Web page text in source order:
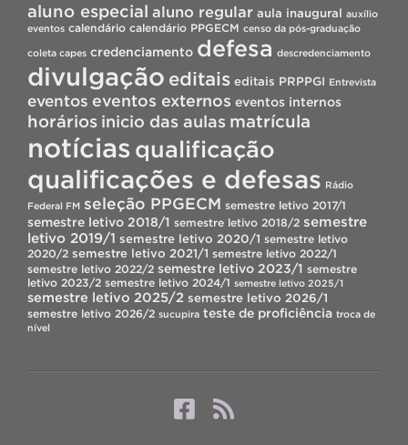
aluno especial aluno regular aula inaugural auxílio
eventos calendário calendário PPGECM censo da pós-graduação
coleta capes credenciamento defesa descredenciamento
divulgação editais editais PRPPGI Entrevista
eventos eventos externos eventos internos
horários inicio das aulas matrícula
notícias qualificação
qualificações e defesas Rádio
Federal FM seleção PPGECM semestre letivo 2017/1
semestre letivo 2018/1 semestre letivo 2018/2 semestre
letivo 2019/1 semestre letivo 2020/1 semestre letivo
2020/2 semestre letivo 2021/1 semestre letivo 2022/1
semestre letivo 2022/2 semestre letivo 2023/1 semestre
letivo 2023/2 semestre letivo 2024/1 semestre letivo 2025/1
semestre letivo 2025/2 semestre letivo 2026/1
semestre letivo 2026/2 sucupira teste de proficiência troca de
nível